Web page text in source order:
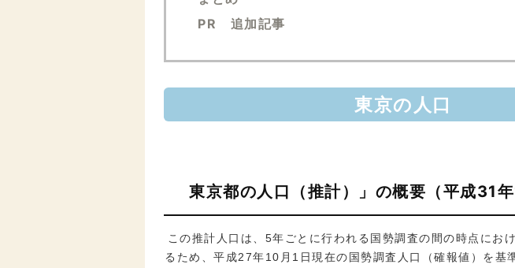
PR 追加記事
東京の人口
東京都の人口（推計）」の概要（平成31年
この推計人口は、5年ごとに行われる国勢調査の間の時点にお
るため、平成27年10月1日現在の国勢調査人口（確報値）を基